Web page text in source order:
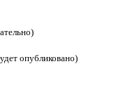
опубликовано)